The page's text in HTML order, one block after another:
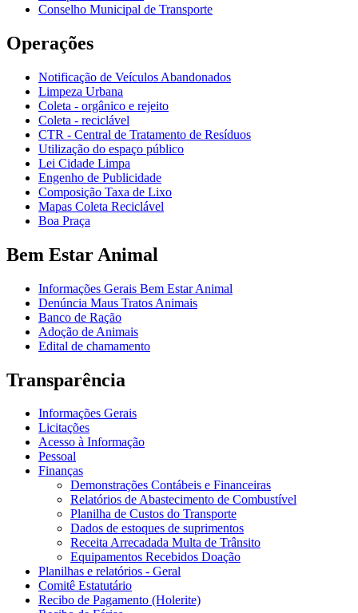
Conselho Municipal de Transporte
Operações
Notificação de Veículos Abandonados
Limpeza Urbana
Coleta - orgânico e rejeito
Coleta - reciclável
CTR - Central de Tratamento de Resíduos
Utilização do espaço público
Lei Cidade Limpa
Engenho de Publicidade
Composição Taxa de Lixo
Mapas Coleta Reciclável
Boa Praça
Bem Estar Animal
Informações Gerais Bem Estar Animal
Denúncia Maus Tratos Animais
Banco de Ração
Adoção de Animais
Edital de chamamento
Transparência
Informações Gerais
Licitações
Acesso à Informação
Pessoal
Finanças
Demonstrações Contábeis e Financeiras
Relatórios de Abastecimento de Combustível
Planilha de Custos do Transporte
Dados de estoques de suprimentos
Receita Arrecadada Multa de Trânsito
Equipamentos Recebidos Doação
Planilhas e relatórios - Geral
Comitê Estatutário
Recibo de Pagamento (Holerite)